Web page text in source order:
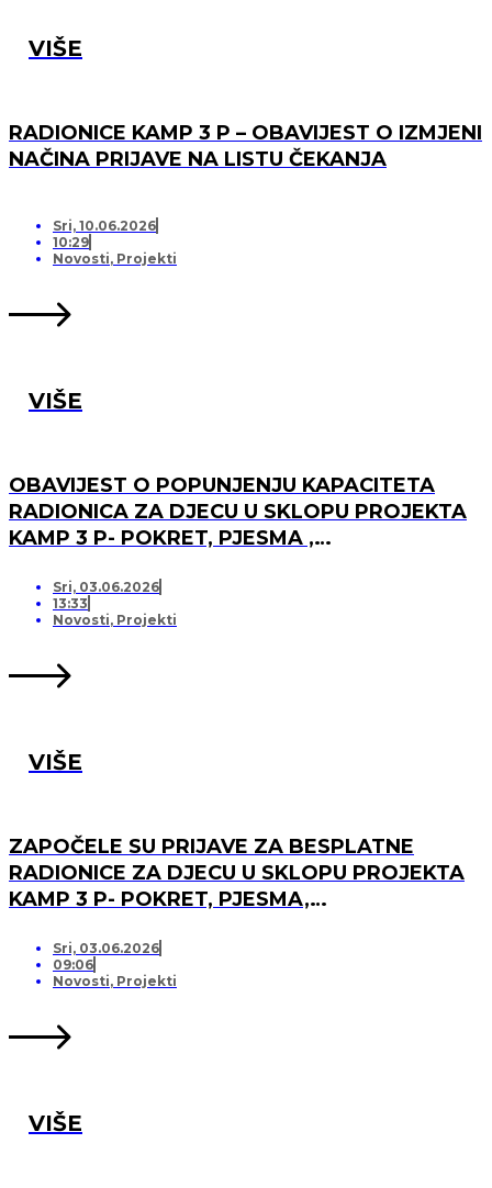
VIŠE
RADIONICE KAMP 3 P – OBAVIJEST O IZMJENI
NAČINA PRIJAVE NA LISTU ČEKANJA
Sri, 10.06.2026
10:29
Novosti, Projekti
VIŠE
OBAVIJEST O POPUNJENJU KAPACITETA
RADIONICA ZA DJECU U SKLOPU PROJEKTA
KAMP 3 P- POKRET, PJESMA ,
LISTU ČEKANJA
Sri, 03.06.2026
13:33
Novosti, Projekti
VIŠE
ZAPOČELE SU PRIJAVE ZA BESPLATNE
RADIONICE ZA DJECU U SKLOPU PROJEKTA
KAMP 3 P- POKRET, PJESMA,
Sri, 03.06.2026
09:06
Novosti, Projekti
VIŠE